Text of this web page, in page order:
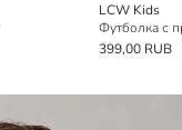
LCW Kids
Футболка с
399,00 RUB